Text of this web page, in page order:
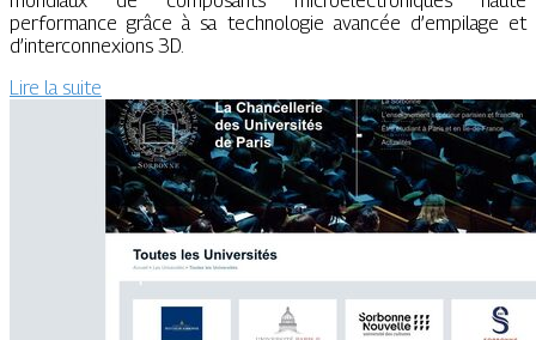
performance grâce à sa technologie avancée d’empilage et
d’interconnexions 3D.
Lire la suite